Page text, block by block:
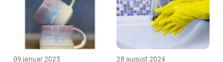
09 januar 2025 28 august 2024